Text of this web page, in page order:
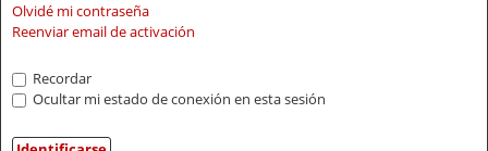
Olvidé mi contraseña
Reenviar email de activación
Recordar
Ocultar mi estado de conexión en esta sesión